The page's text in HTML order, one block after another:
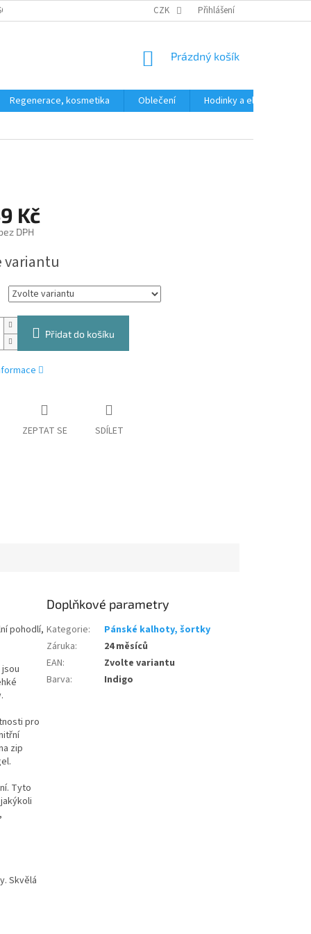
ÚDAJŮ CZK Přihlášení
NÁKUPNÍ
Prázdný košík
Regenerace, kosmetika Oblečení
Hodinky a elektronika
Kč
DPH
variantu
Přidat do košíku
ZEPTAT SE SDÍLET
pohodlí,
pro
zip
Tyto
Skvělá
Doplňkové parametry
Kategorie:
Pánské kalhoty, šortky
Záruka:
24 měsíců
EAN:
Zvolte variantu
Barva: Indigo